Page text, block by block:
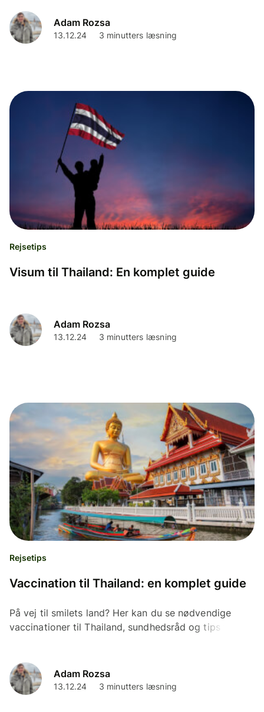
Adam Rozsa
13.12.24 3 minutters læsning
Rejsetips
Visum til Thailand: En komplet guide
Adam Rozsa
13.12.24 3 minutters læsning
Rejsetips
Vaccination til Thailand: en komplet guide
På vej til smilets land? Her kan du se nødvendige
vaccinationer til Thailand, sundhedsråd og tips til en
Adam Rozsa
13.12.24 3 minutters læsning